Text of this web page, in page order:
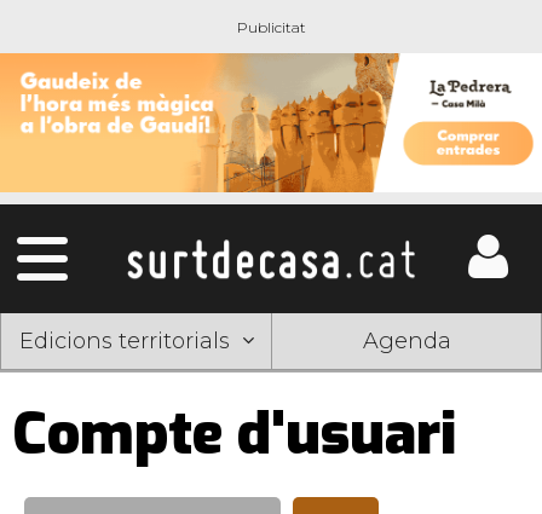
Edicions territorials Agenda
Compte d'usuari
Pestanyes
primàries